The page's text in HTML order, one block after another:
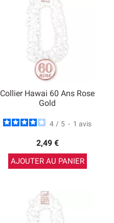
Collier Hawai 60 Ans Rose
Gold
4 / 5 - 1 avis
2,49 €
AJOUTER AU PANIER